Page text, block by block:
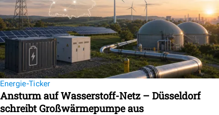
Energie-Ticker
Ansturm auf Wasserstoff-Netz – Düsseldorf
schreibt Großwärmepumpe aus